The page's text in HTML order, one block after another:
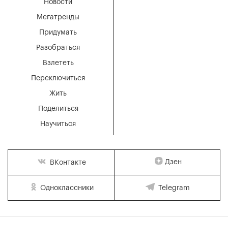
Мегатренды
Придумать
Разобраться
Взлететь
Новости
Переключиться
Жить
Поделиться
Научиться
ВКонтакте Дзен
Одноклассники Telegram